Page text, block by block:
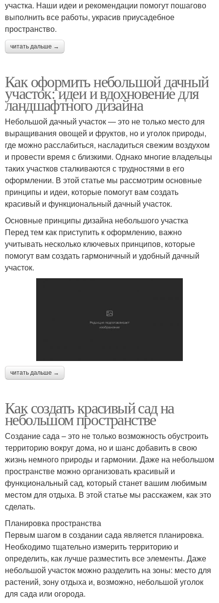
участка. Наши идеи и рекомендации помогут пошагово
выполнить все работы, украсив приусадебное
пространство.
читать дальше →
Как оформить небольшой дачный
участок: идеи и вдохновение для
ландшафтного дизайна
Небольшой дачный участок — это не только место для
выращивания овощей и фруктов, но и уголок природы,
где можно расслабиться, насладиться свежим воздухом
и провести время с близкими. Однако многие владельцы
таких участков сталкиваются с трудностями в его
оформлении. В этой статье мы рассмотрим основные
принципы и идеи, которые помогут вам создать
красивый и функциональный дачный участок.
Основные принципы дизайна небольшого участка
Перед тем как приступить к оформлению, важно
учитывать несколько ключевых принципов, которые
помогут вам создать гармоничный и удобный дачный
участок.
читать дальше →
Как создать красивый сад на
небольшом пространстве
Создание сада – это не только возможность обустроить
территорию вокруг дома, но и шанс добавить в свою
жизнь немного природы и гармонии. Даже на небольшом
пространстве можно организовать красивый и
функциональный сад, который станет вашим любимым
местом для отдыха. В этой статье мы расскажем, как это
сделать.
Планировка пространства
Первым шагом в создании сада является планировка.
Необходимо тщательно измерить территорию и
определить, как лучше разместить все элементы. Даже
небольшой участок можно разделить на зоны: место для
растений, зону отдыха и, возможно, небольшой уголок
для сада или огорода.